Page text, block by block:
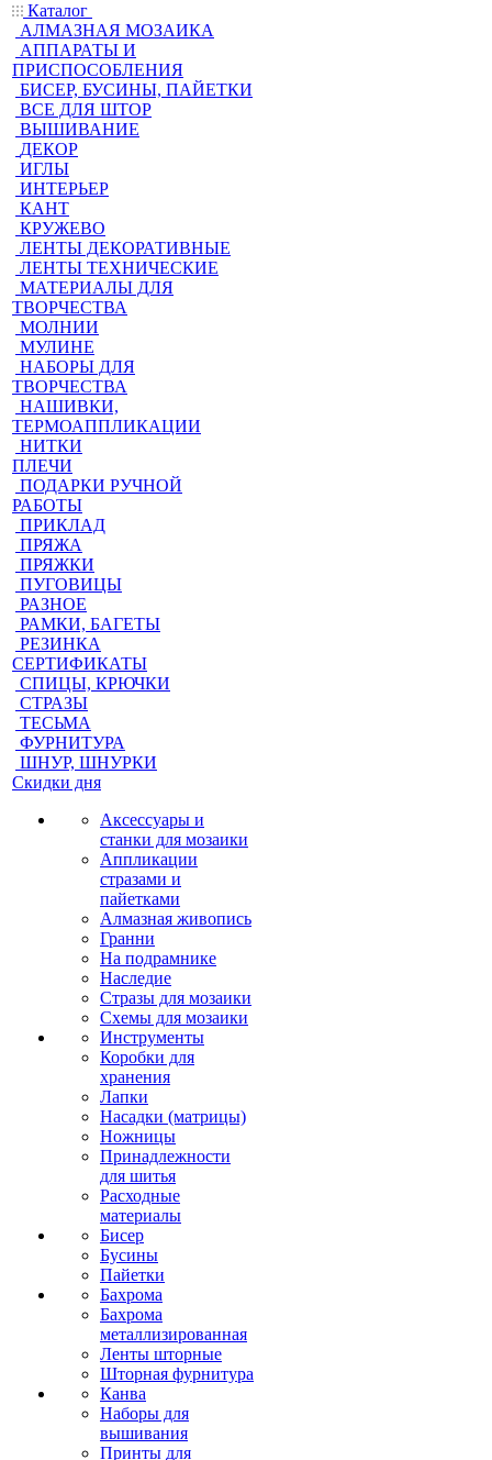
Каталог
АЛМАЗНАЯ МОЗАИКА
АППАРАТЫ И
ПРИСПОСОБЛЕНИЯ
БИСЕР, БУСИНЫ, ПАЙЕТКИ
ВСЕ ДЛЯ ШТОР
ВЫШИВАНИЕ
ДЕКОР
ИГЛЫ
ИНТЕРЬЕР
КАНТ
КРУЖЕВО
ЛЕНТЫ ДЕКОРАТИВНЫЕ
ЛЕНТЫ ТЕХНИЧЕСКИЕ
МАТЕРИАЛЫ ДЛЯ
ТВОРЧЕСТВА
МОЛНИИ
МУЛИНЕ
НАБОРЫ ДЛЯ
ТВОРЧЕСТВА
НАШИВКИ,
ТЕРМОАППЛИКАЦИИ
НИТКИ
ПЛЕЧИ
ПОДАРКИ РУЧНОЙ
РАБОТЫ
ПРИКЛАД
ПРЯЖА
ПРЯЖКИ
ПУГОВИЦЫ
РАЗНОЕ
РАМКИ, БАГЕТЫ
РЕЗИНКА
СЕРТИФИКАТЫ
СПИЦЫ, КРЮЧКИ
СТРАЗЫ
ТЕСЬМА
ФУРНИТУРА
ШНУР, ШНУРКИ
Скидки дня
Аксессуары и
станки для мозаики
Аппликации
стразами и
пайетками
Алмазная живопись
Гранни
На подрамнике
Наследие
Стразы для мозаики
Схемы для мозаики
Инструменты
Коробки для
хранения
Лапки
Насадки (матрицы)
Ножницы
Принадлежности
для шитья
Расходные
материалы
Бисер
Бусины
Пайетки
Бахрома
Бахрома
металлизированная
Ленты шторные
Шторная фурнитура
Канва
Наборы для
вышивания
Принты для